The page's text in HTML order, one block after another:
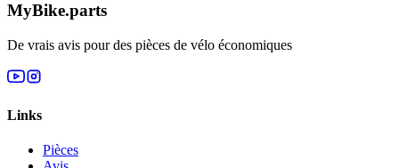
MyBike.parts
De vrais avis pour des pièces de vélo économiques
Links
Pièces